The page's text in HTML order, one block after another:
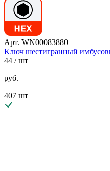
Арт. WN00083880
Ключ шестигранный
44 / шт
руб.
407 шт